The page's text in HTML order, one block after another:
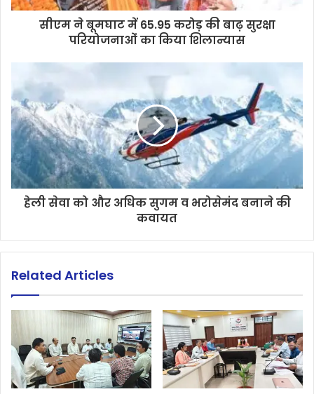
सीएम ने बूमघाट में 65.95 करोड़ की बाढ़ सुरक्षा
परियोजनाओं का किया शिलान्यास
हेली सेवा को और अधिक सुगम व भरोसेमंद बनाने की
कवायत
Related Articles